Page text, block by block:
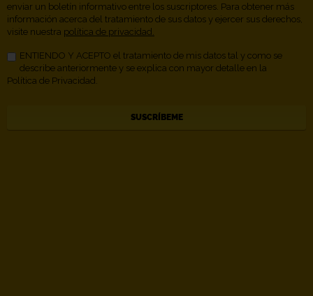
enviar un boletín informativo entre los suscriptores. Para obtener más
información acerca del tratamiento de sus datos y ejercer sus derechos,
visite nuestra política de privacidad.
ENTIENDO Y ACEPTO el tratamiento de mis datos tal y como se
describe anteriormente y se explica con mayor detalle en la
Política de Privacidad.